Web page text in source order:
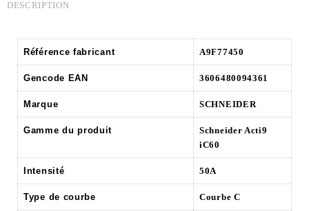
DESCRIPTION
Référence fabricant A9F77450
Gencode EAN 3606480094361
Marque SCHNEIDER
Gamme du produit
Schneider Acti9
iC60
Intensité 50A
Type de courbe Courbe C